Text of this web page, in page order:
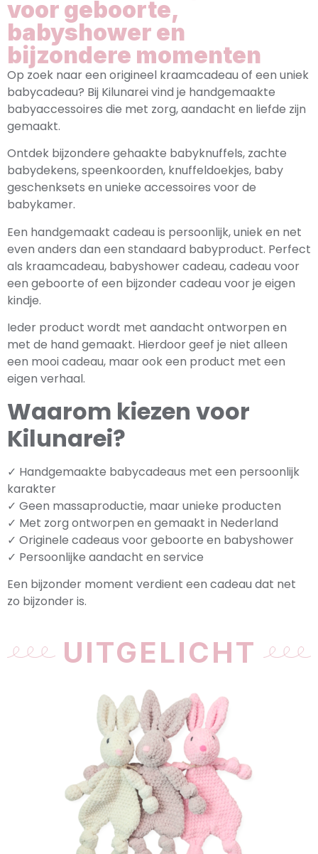
voor geboorte,
babyshower en
bijzondere momenten
Op zoek naar een origineel kraamcadeau of een uniek
babycadeau? Bij Kilunarei vind je handgemaakte
babyaccessoires die met zorg, aandacht en liefde zijn
gemaakt.
Ontdek bijzondere gehaakte babyknuffels, zachte
babydekens, speenkoorden, knuffeldoekjes, baby
geschenksets en unieke accessoires voor de
babykamer.
Een handgemaakt cadeau is persoonlijk, uniek en net
even anders dan een standaard babyproduct. Perfect
als kraamcadeau, babyshower cadeau, cadeau voor
een geboorte of een bijzonder cadeau voor je eigen
kindje.
Ieder product wordt met aandacht ontworpen en
met de hand gemaakt. Hierdoor geef je niet alleen
een mooi cadeau, maar ook een product met een
eigen verhaal.
Waarom kiezen voor
Kilunarei?
✓ Handgemaakte babycadeaus met een persoonlijk
karakter
✓ Geen massaproductie, maar unieke producten
✓ Met zorg ontworpen en gemaakt in Nederland
✓ Originele cadeaus voor geboorte en babyshower
✓ Persoonlijke aandacht en service
Een bijzonder moment verdient een cadeau dat net
zo bijzonder is.
UITGELICHT